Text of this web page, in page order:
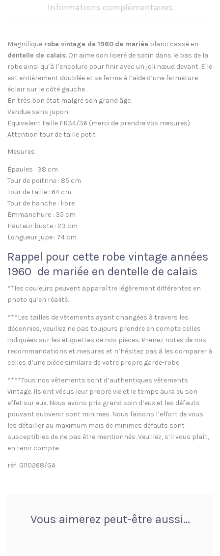
Informations complémentaires
Magnifique robe vintage de 1960 de mariée blanc cassé en
dentelle de calais. On aime son liseré de satin dans le bas de la
robe ainsi qu’à l’encolure pour finir avec un joli nœud devant. Elle
est entièrement doublée et se ferme à l’aide d’une fermeture
éclair sur le côté gauche .
En très bon état malgré son grand âge.
Vendue sans jupon
Equivalent taille FR34/36 (merci de prendre vos mesures)
Attention tour de taille petit
Mesures :
Épaules : 38 cm
Tour de poitrine : 85 cm
Tour de taille : 64 cm
Tour de hanche : libre
Emmanchure : 35 cm
Hauteur buste : 23 cm
Longueur jupe : 74 cm
Rappel pour cette robe vintage années
1960 de mariée en dentelle de calais
**les couleurs peuvent apparaître légèrement différentes en
photo qu’en réalité.
***Les tailles de vêtements ayant changées à travers les
décennies, veuillez ne pas toujours prendre en compte celles
indiquées sur les étiquettes de nos pièces. Prenez notes de nos
recommandations et mesures et n’hésitez pas à les comparer à
celles d’une pièce similaire de votre propre garde-robe.
****Tous nos vêtements sont d’authentiques vêtements
vintage. Ils ont vécus leur propre vie et le temps aura eu son
effet sur eux. Nous avons pris grand soin d’eux et les défauts
pouvant subvenir sont minimes. Nous faisons l’effort de vous
les détailler au maximum mais de minimes défauts sont
susceptibles de ne pas être mentionnés. Veuillez, s’il vous plaît,
en tenir compte.
réf: G110268/GA
Vous aimerez peut-être aussi…